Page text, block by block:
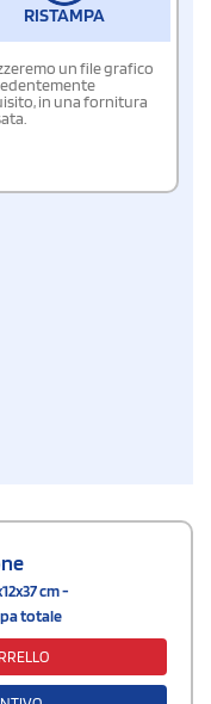
RISTAMPA
un file grafico
in una fornitura
cm -
totale